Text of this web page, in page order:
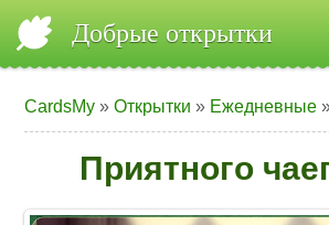
Добрые открытки
CardsMy »Открытки » Ежедневные
Приятного